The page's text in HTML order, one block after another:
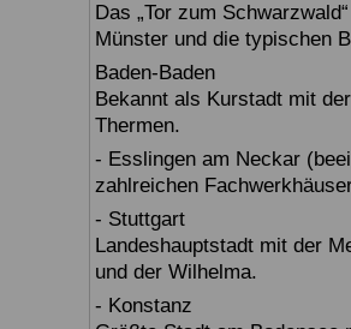
Das „Tor zum
Münster und die typischen
Baden-Baden
Bekannt als Kurstadt mit
Thermen.
- Esslingen am Neckar
zahlreichen
- Stuttgart
Landeshauptstadt mit der
und der Wilhelma.
- Konstanz